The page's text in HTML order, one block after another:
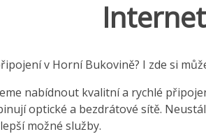
v Horní Bukovině? I zde si
nabídnout kvalitní a rychlé
optické a bezdrátové sítě.
možné služby.